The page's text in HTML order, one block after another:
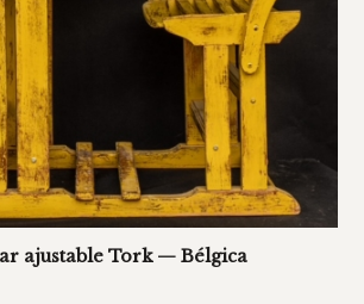
ajustable Tork — Bélgica